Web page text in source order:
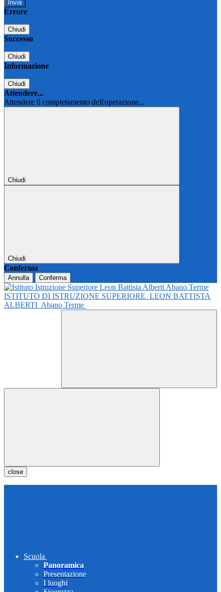
Errore
Chiudi
Successo
Chiudi
Informazione
Chiudi
Attendere...
Attendere il completamento dell'operazione...
Chiudi
Chiudi
Conferma
Annulla Conferma
ISTITUTO DI ISTRUZIONE SUPERIORE LEON BATTISTA
ALBERTI Abano Terme
close
Scuola
Panoramica
Presentazione
I luoghi